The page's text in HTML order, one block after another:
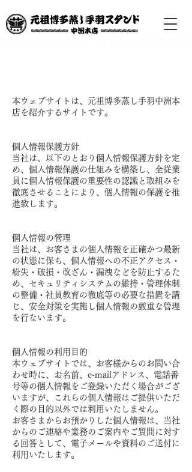
本ウェブサイトは、元祖博多蒸し手羽中洲本
店を紹介するサイトです。
個人情報保護方針
当社は、以下のとおり個人情報保護方針を定
め、個人情報保護の仕組みを構築し、全従業
員に個人情報保護の重要性の認識と取組みを
徹底させることにより、個人情報の保護を推
進致します。
個人情報の管理
当社は、お客さまの個人情報を正確かつ最新
の状態に保ち、個人情報への不正アクセス・
紛失・破損・改ざん・漏洩などを防止するた
め、セキュリティシステムの維持・管理体制
の整備・社員教育の徹底等の必要な措置を講
じ、安全対策を実施し個人情報の厳重な管理
を行ないます。
個人情報の利用目的
本ウェブサイトでは、お客様からのお問い合
わせ時に、お名前、e-mailアドレス、電話番
号等の個人情報をご登録いただく場合がござ
いますが、これらの個人情報はご提供いただ
く際の目的以外では利用いたしません。
お客さまからお預かりした個人情報は、当社
からのご連絡や業務のご案内やご質問に対す
る回答として、電子メールや資料のご送付に
利用いたします。